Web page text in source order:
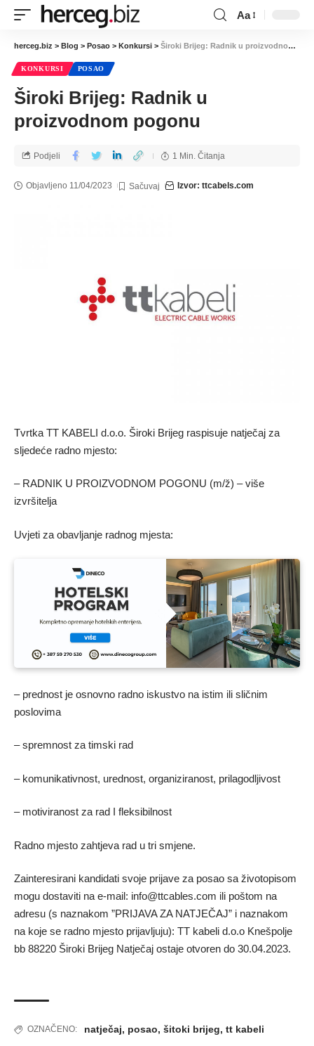
Aa
herceg.biz > Blog > Posao > Konkursi > Široki Brijeg: Radnik u proizvodnom pogonu
KONKURSI POSAO
Široki Brijeg: Radnik u
proizvodnom pogonu
Objavljeno 11/04/2023 Izvor: ttcabels.com
Podjeli 1 Min. Čitanja
Tvrtka TT KABELI d.o.o. Široki Brijeg raspisuje natječaj za
sljedeće radno mjesto:
– RADNIK U PROIZVODNOM POGONU (m/ž) – više
izvršitelja
Uvjeti za obavljanje radnog mjesta:
– prednost je osnovno radno iskustvo na istim ili sličnim
poslovima
– spremnost za timski rad
– komunikativnost, urednost, organiziranost, prilagodljivost
– motiviranost za rad I fleksibilnost
Radno mjesto zahtjeva rad u tri smjene.
Zainteresirani kandidati svoje prijave za posao sa životopisom
mogu dostaviti na e-mail: info@ttcables.com ili poštom na
adresu (s naznakom ”PRIJAVA ZA NATJEČAJ” i naznakom
na koje se radno mjesto prijavljuju): TT kabeli d.o.o Knešpolje
bb 88220 Široki Brijeg Natječaj ostaje otvoren do 30.04.2023.
OZNAČENO: natječaj, posao, šitoki brijeg, tt kabeli